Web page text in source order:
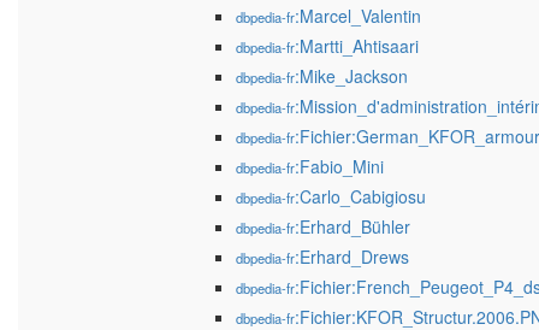
dbpedia-fr:Marcel_Valentin
dbpedia-fr:Martti_Ahtisaari
dbpedia-fr:Mike_Jackson
dbpedia-fr
dbpedia-fr
dbpedia-fr:Fabio_Mini
dbpedia-fr:Carlo_Cabigiosu
dbpedia-fr:Erhard_Bühler
dbpedia-fr:Erhard_Drews
dbpedia-fr
dbpedia-fr